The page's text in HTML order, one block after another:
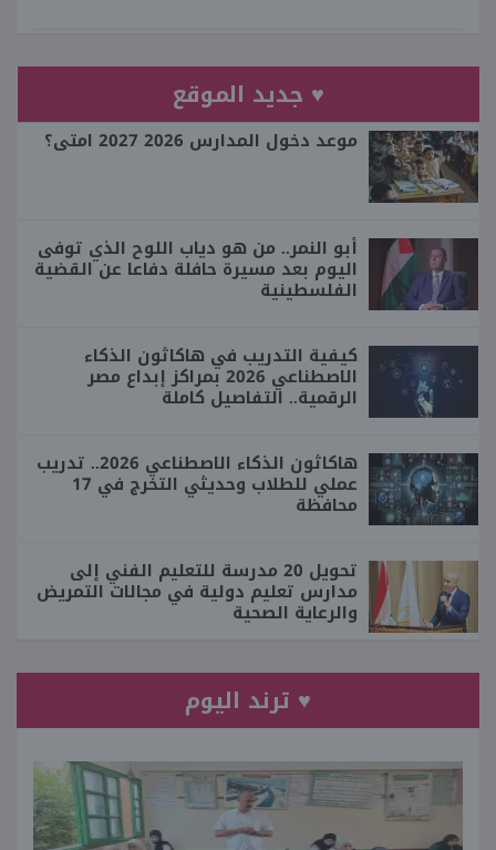
♥ جديد الموقع
موعد دخول المدارس 2026 2027 امتى؟
أبو النمر.. من هو دياب اللوح الذي توفى
اليوم بعد مسيرة حافلة دفاعا عن القضية
الفلسطينية
كيفية التدريب في هاكاثون الذكاء
الاصطناعي 2026 بمراكز إبداع مصر
الرقمية.. التفاصيل كاملة
هاكاثون الذكاء الاصطناعي 2026.. تدريب
عملي للطلاب وحديثي التخرج في 17
محافظة
تحويل 20 مدرسة للتعليم الفني إلى
مدارس تعليم دولية في مجالات التمريض
والرعاية الصحية
♥ ترند اليوم